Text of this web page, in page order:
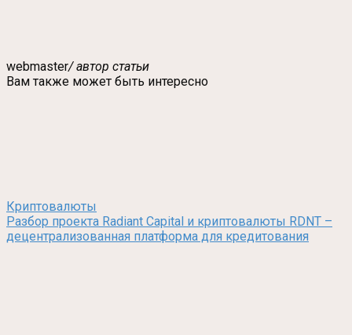
webmaster/ автор статьи
Вам также может быть интересно
Криптовалюты
Разбор проекта Radiant Capital и криптовалюты RDNT –
децентрализованная платформа для кредитования